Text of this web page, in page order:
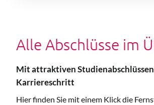
Alle Abschlüsse im
Mit attraktiven
Karriereschritt
Hier finden Sie mit einem Klick die